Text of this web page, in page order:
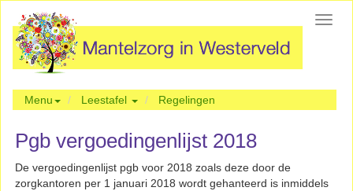
Menu Leestafel Regelingen
Pgb vergoedingenlijst 2018
De vergoedingenlijst pgb voor 2018 zoals deze door de
zorgkantoren per 1 januari 2018 wordt gehanteerd is inmiddels